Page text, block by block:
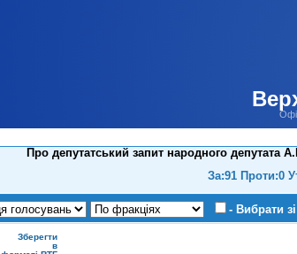
Про депутатський запит народного депутата
За:91 Проти:0
- Вибрати
Зберегти
в